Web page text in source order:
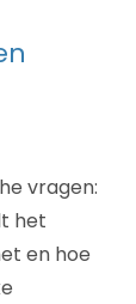
vragen:
het
en hoe